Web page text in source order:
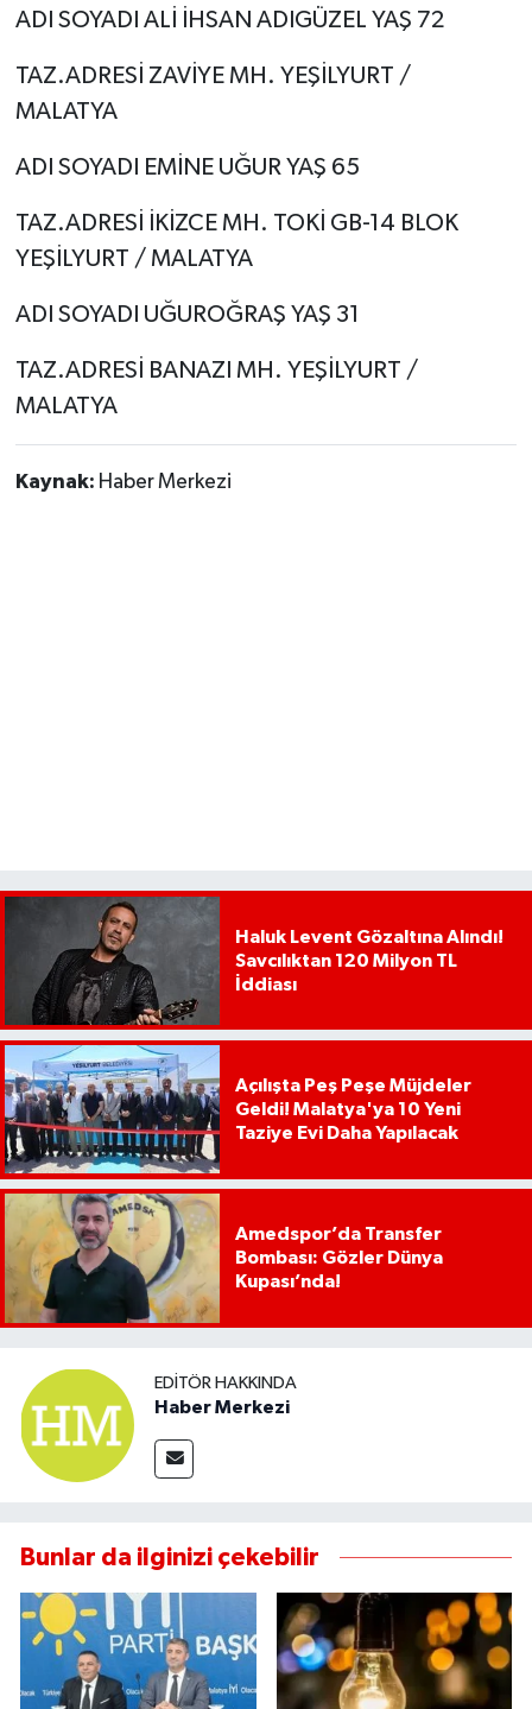
ADI SOYADI ALİ İHSAN ADIGÜZEL YAŞ 72
TAZ.ADRESİ ZAVİYE MH. YEŞİLYURT /
MALATYA
ADI SOYADI EMİNE UĞUR YAŞ 65
TAZ.ADRESİ İKİZCE MH. TOKİ GB-14 BLOK
YEŞİLYURT / MALATYA
ADI SOYADI UĞUROĞRAŞ YAŞ 31
TAZ.ADRESİ BANAZI MH. YEŞİLYURT /
MALATYA
Kaynak: Haber Merkezi
Haluk Levent Gözaltına Alındı!
Savcılıktan 120 Milyon TL
İddiası
Açılışta Peş Peşe Müjdeler
Geldi! Malatya'ya 10 Yeni
Taziye Evi Daha Yapılacak
Amedspor’da Transfer
Bombası: Gözler Dünya
Kupası’nda!
EDITÖR HAKKINDA
Haber Merkezi
Bunlar da ilginizi çekebilir